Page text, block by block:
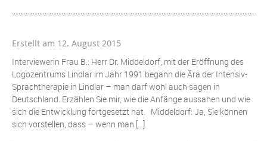
vom
für
Intensive
Sprachtherapie
Erstellt am 12. August 2015
Interviewerin Frau B.: Herr Dr. Middeldorf, mit der Eröffnung des
Logozentrums Lindlar im Jahr 1991 begann die Ära der Intensiv-
Sprachtherapie in Lindlar – man darf wohl auch sagen in
Deutschland. Erzählen Sie mir, wie die Anfänge aussahen und wie
sich die Entwicklung fortgesetzt hat. Middeldorf: Ja, Sie können
sich vorstellen, dass – wenn man […]